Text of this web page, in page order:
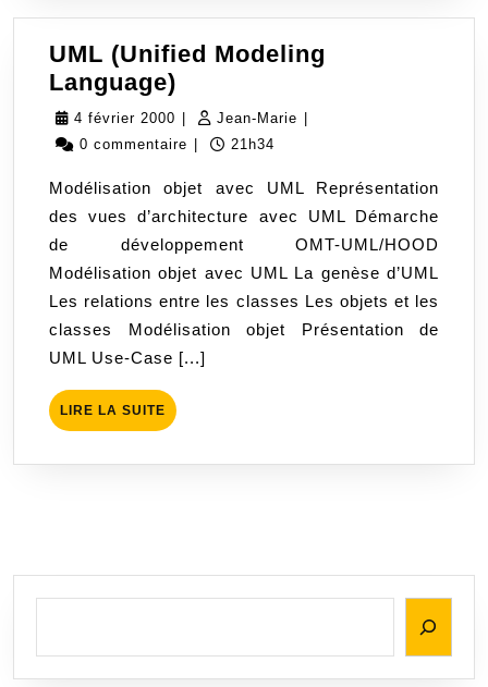
UML (Unified Modeling
Language)
(Unified
Modeling
4 février 2000 4
février
Jean-Marie Jean-
0 commentaire
21h34
Modélisation objet avec UML Représentation
des vues d’architecture avec UML Démarche
de développement OMT-UML/HOOD
Modélisation objet avec UML La genèse d’UML
Les relations entre les classes Les objets et les
classes Modélisation objet Présentation de
UML Use-Case [...]
LIRE LA SUITE LIRE
LA
Rechercher